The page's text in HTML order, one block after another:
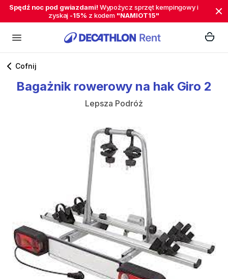
Spędź noc pod gwiazdami! Wypożycz sprzęt kempingowy i
zyskaj -15% z kodem "NAMIOT15"
Cofnij
Bagażnik rowerowy na hak Giro 2
Lepsza Podróż